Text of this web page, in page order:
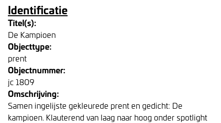
Identificatie
Titel(s):
De Kampioen
Objecttype:
prent
Objectnummer:
jc 1809
Omschrijving:
Samen ingelijste gekleurede prent en gedicht: De
kampioen. Klauterend van laag naar hoog onder spotlight